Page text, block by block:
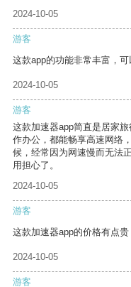
2024-10-05
游客
这款app的功能非常丰富，可
2024-10-05
游客
这款加速器app简直是居家
作办公，都能畅享高速网络
候，经常因为网速慢而无法
用担心了。
2024-10-05
游客
这款加速器app的价格有点
2024-10-05
游客